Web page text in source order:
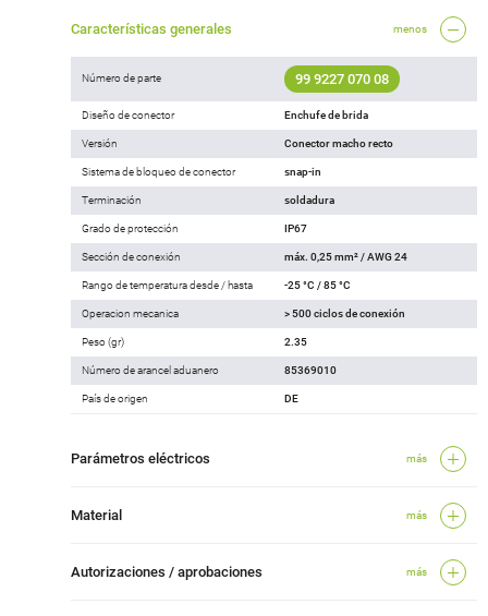
Características generales menos
Número de parte 99 9227 070 08
Diseño de conector Enchufe de brida
Versión Conector macho recto
Sistema de bloqueo de conector snap-in
Terminación soldadura
Grado de protección IP67
Sección de conexión máx. 0,25 mm² / AWG 24
Rango de temperatura desde / hasta -25 °C / 85 °C
Operacion mecanica > 500 ciclos de conexión
Peso (gr) 2.35
Número de arancel aduanero 85369010
País de origen DE
Parámetros eléctricos más
Material más
Autorizaciones / aprobaciones más